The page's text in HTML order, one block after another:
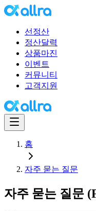
선정산
정산달력
상품마진
이벤트
커뮤니티
고객지원
홈
자주 묻는 질문
자주 묻는 질문